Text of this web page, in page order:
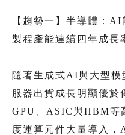
【趨勢一】半導體：
製程產能連續四年成長
隨著生成式AI與大型
服器出貨成長明顯優於
GPU、ASIC與HBM等
度運算元件大量導入